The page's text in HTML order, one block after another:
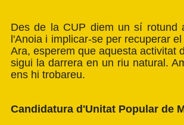
Des de la CUP diem un sí rotund
l'Anoia i implicar-se per recuperar
Ara, esperem que aquesta activitat
sigui la darrera en un riu natural.
ens hi trobareu.
Candidatura d'Unitat Popular de